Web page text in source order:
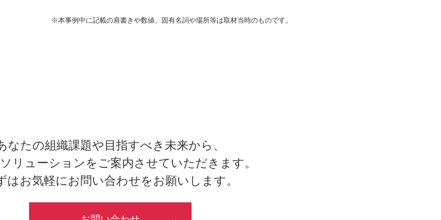
※本事例中に記載の肩書きや数値、固有名詞や場所等は取材当時のものです。
なたの組織課題や目指すべき未来から、
リューションをご案内させていただきます。
はお気軽にお問い合わせをお願いします。